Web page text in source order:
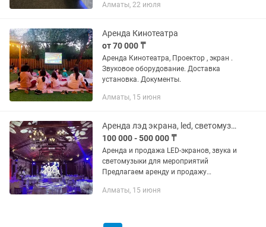
крышей - подиумы - лэд экраны -
Алматы, 22 июля
Аренда Кинотеатра
от 70 000 ₸
Аренда Кинотеатра, Проектор , экран .
Звуковое оборудование. Доставка
установка. Документы.
Алматы, 15 июня
Аренда лэд экрана, led, светомузыка, звук, колонки
100 000 - 500 000 ₸
Аренда и продажа LED-экранов, звука и
светомузыки для мероприятий
Предлагаем аренду и продажу
LED-экраны • Звуковое оборудование
Алматы, 15 июня